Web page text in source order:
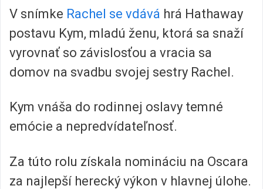
V snímke Rachel se vdává hrá Hathaway
postavu Kym, mladú ženu, ktorá sa snaží
vyrovnať so závislosťou a vracia sa
domov na svadbu svojej sestry Rachel.
Kym vnáša do rodinnej oslavy temné
emócie a nepredvídateľnosť.
Za túto rolu získala nomináciu na Oscara
za najlepší herecký výkon v hlavnej úlohe.